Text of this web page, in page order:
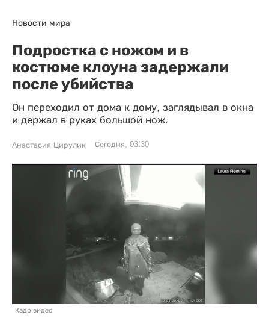
Новости мира
Подростка с ножом и в
костюме клоуна задержали
после убийства
Он переходил от дома к дому, заглядывал в окна
и держал в руках большой нож.
Анастасия Цирулик Сегодня, 03:30
Кадр видео